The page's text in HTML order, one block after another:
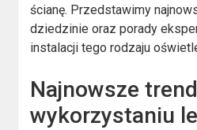
ścianę. Przedstawimy
dziedzinie oraz porady
instalacji tego rodzaju
Najnowsze
wykorzystaniu